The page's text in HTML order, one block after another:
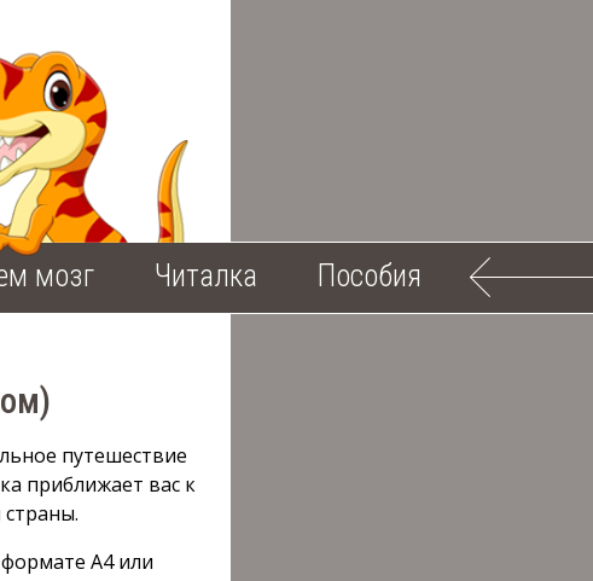
мозг Читалка Пособия
путешествие
приближает вас к
А4 или